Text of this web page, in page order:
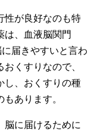
性が良好なのも特
は、血液脳関門
届きやすいと言わ
くすりなので、
し、おくすりの種
あります。
脳に届けるために